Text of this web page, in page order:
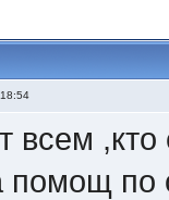
всем ,кто
помощ по